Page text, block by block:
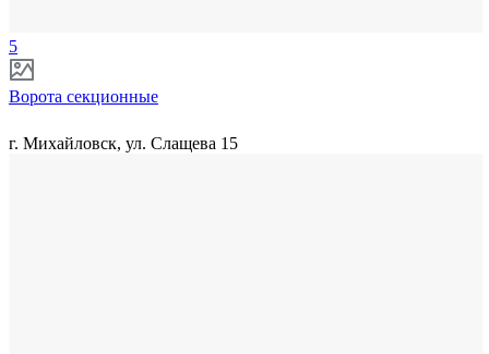
5
Ворота секционные
г. Михайловск, ул. Слащева 15